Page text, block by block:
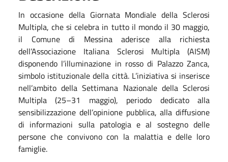
In occasione della Giornata Mondiale della Sclerosi
Multipla, che si celebra in tutto il mondo il 30 maggio,
il Comune di Messina aderisce alla richiesta
dell’Associazione Italiana Sclerosi Multipla (AISM)
disponendo l’illuminazione in rosso di Palazzo Zanca,
simbolo istituzionale della città. L’iniziativa si inserisce
nell’ambito della Settimana Nazionale della Sclerosi
Multipla (25–31 maggio), periodo dedicato alla
sensibilizzazione dell’opinione pubblica, alla diffusione
di informazioni sulla patologia e al sostegno delle
persone che convivono con la malattia e delle loro
famiglie.